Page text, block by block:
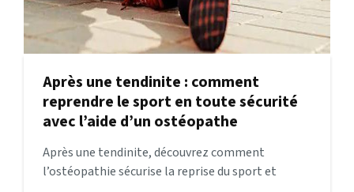
Après une tendinite : comment
reprendre le sport en toute sécurité
avec l’aide d’un ostéopathe
Après une tendinite, découvrez comment
l’ostéopathie sécurise la reprise du sport et